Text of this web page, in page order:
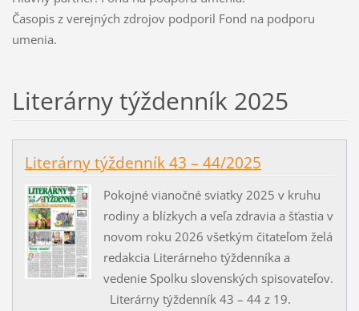
Časopis z verejných zdrojov podporil Fond na podporu
umenia.
Literárny týždenník 2025
Literárny týždenník 43 – 44/2025
Pokojné vianočné sviatky 2025 v kruhu
rodiny a blízkych a veľa zdravia a šťastia v
novom roku 2026 všetkým čitateľom želá
redakcia Literárneho týždenníka a
vedenie Spolku slovenských spisovateľov.
Literárny týždenník 43 – 44 z 19.